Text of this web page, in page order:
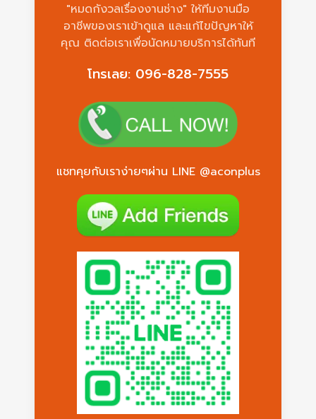
"หมดกังวลเรื่องงานช่าง" ให้ทีมงานมือ
อาชีพของเราเข้าดูแล และแก้ไขปัญหาให้
คุณ ติดต่อเราเพื่อนัดหมายบริการได้ทันที
โทรเลย: 096-828-7555
แชทคุยกับเราง่ายๆผ่าน LINE @aconplus